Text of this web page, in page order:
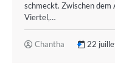
schmeckt. Zwischen
Viertel,…
Chantha 22